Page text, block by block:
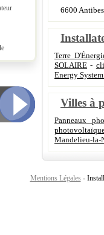
6600 Antibes
Terre
SOLAIRE -
Energy
Villes à
Panneaux
Mandelieu-la-
Mentions Légales -